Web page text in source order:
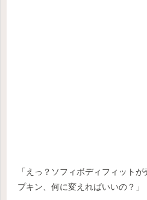
「えっ？ソフィボディフィット
プキン、何に変えればいいの？」